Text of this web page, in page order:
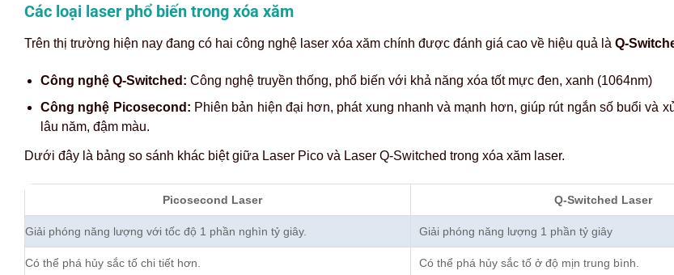
Các loại laser phổ biến trong xóa xăm
Trên thị trường hiện nay đang có hai công nghệ laser xóa xăm chính được đánh giá cao về hiệu quả là Q-
Công nghệ Q-Switched: Công nghệ truyền thống, phổ biến với khả năng xóa tốt mực đen, xanh (1064nm)
Công nghệ Picosecond: Phiên bản hiện đại hơn, phát xung nhanh và mạnh hơn, giúp rút ngắn số buổi và
lâu năm, đậm màu.
Dưới đây là bảng so sánh khác biệt giữa Laser Pico và Laser Q-Switched trong xóa xăm laser.
Picosecond Laser Q-Switched Laser
Giải phóng năng lượng với tốc độ 1 phần nghìn tỷ giây. Giải phóng năng lượng 1 phần tỷ giây
Có thể phá hủy sắc tố chi tiết hơn. Có thể phá hủy sắc tố ở độ mịn trung bình.